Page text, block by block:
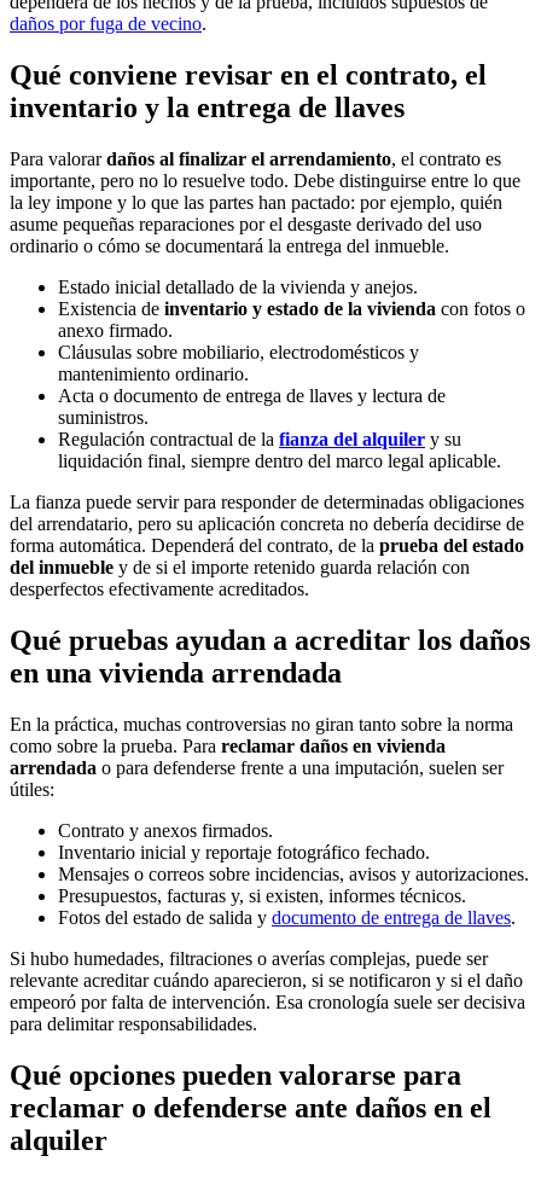
daños por fuga de vecino.
Qué conviene revisar en el contrato, el
inventario y la entrega de llaves
Para valorardaños al finalizar el arrendamiento, el contrato es
importante, pero no lo resuelve todo. Debe distinguirse entre lo que
la ley impone y lo que las partes han pactado: por ejemplo, quién
asume pequeñas reparaciones por el desgaste derivado del uso
ordinario o cómo se documentará la entrega del inmueble.
Estado inicial detallado de la vivienda y anejos.
Existencia de inventario y estado de la vivienda con fotos o
anexo firmado.
Cláusulas sobre mobiliario, electrodomésticos y
mantenimiento ordinario.
Acta o documento de entrega de llaves y lectura de
suministros.
Regulación contractual de la fianza del alquiler y su
liquidación final, siempre dentro del marco legal aplicable.
La fianza puede servir para responder de determinadas obligaciones
del arrendatario, pero su aplicación concreta no debería decidirse de
forma automática. Dependerá del contrato, de la prueba del estado
del inmueble y de si el importe retenido guarda relación con
desperfectos efectivamente acreditados.
Qué pruebas ayudan a acreditar los daños
en una vivienda arrendada
En la práctica, muchas controversias no giran tanto sobre la norma
como sobre la prueba. Para reclamar daños en vivienda
arrendada o para defenderse frente a una imputación, suelen ser
útiles:
Contrato y anexos firmados.
Inventario inicial y reportaje fotográfico fechado.
Mensajes o correos sobre incidencias, avisos y autorizaciones.
Presupuestos, facturas y, si existen, informes técnicos.
Fotos del estado de salida y documento de entrega de llaves.
Si hubo humedades, filtraciones o averías complejas, puede ser
relevante acreditar cuándo aparecieron, si se notificaron y si el daño
empeoró por falta de intervención. Esa cronología suele ser decisiva
para delimitar responsabilidades.
Qué opciones pueden valorarse para
reclamar o defenderse ante daños en el
alquiler